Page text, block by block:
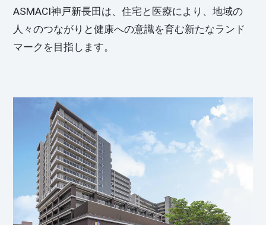
ASMACI神戸新長田は、住宅と医療により、地域の
人々のつながりと健康への意識を育む新たなランド
マークを目指します。